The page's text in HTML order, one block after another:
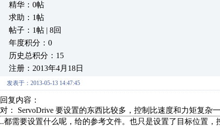
精华：0帖
求助：1帖
帖子：1帖 | 8回
年度积分：0
历史总积分：15
注册：2013年4月18日
发表于：2013-05-13 14:47:45
回复内容：
对： ServoDrive 要设置的东西比较多，控制比速度和力矩复杂
..都需要设置什么呢，给的参考文件。也只是设置了目标位置